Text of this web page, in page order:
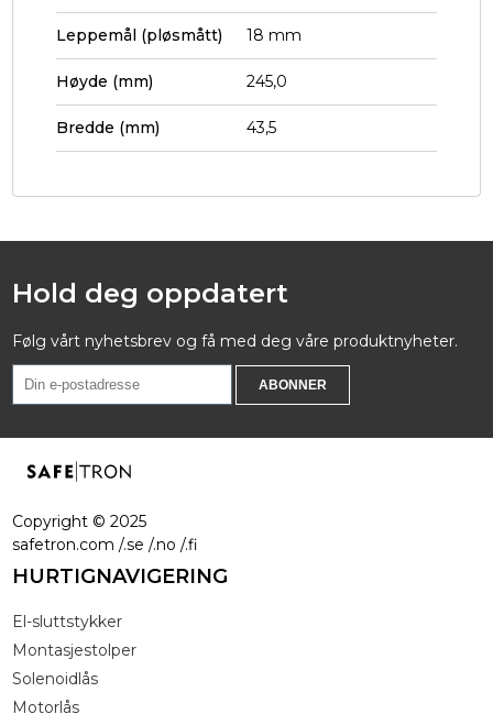
Leppemål (pløsmått) 18 mm
Høyde (mm) 245,0
Bredde (mm) 43,5
Hold deg oppdatert
Følg vårt nyhetsbrev og få med deg våre produktnyheter.
Copyright ©2025
safetron.com /.se /.no /.fi
HURTIGNAVIGERING
El-sluttstykker
Montasjestolper
Solenoidlås
Motorlås